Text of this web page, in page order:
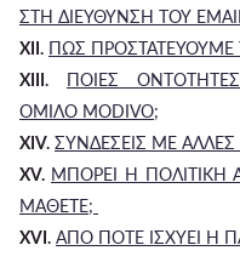
ΣΤΗ ΔΙΕΥΘΥΝΣΗ ΤΟΥ
XII. ΠΩΣ ΠΡΟΣΤΑΤΕΥΟΥΜΕ
XIII.
ΠΟΙΕΣ
ΟΜΙΛΟ MODIVO;
XIV. ΣΥΝΔΕΣΕΙΣ ΜΕ ΑΛΛΕΣ
XV. ΜΠΟΡΕΙ Η ΠΟΛΙΤΙΚΗ
ΜΑΘΕΤΕ;
XVI. ΑΠΟ ΠΟΤΕ ΙΣΧΥΕΙ Η